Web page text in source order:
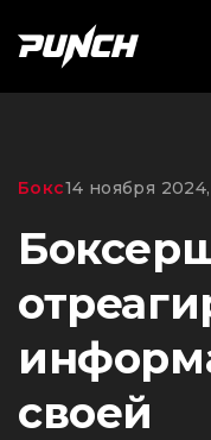
Бокс14 ноября 2024,
своей